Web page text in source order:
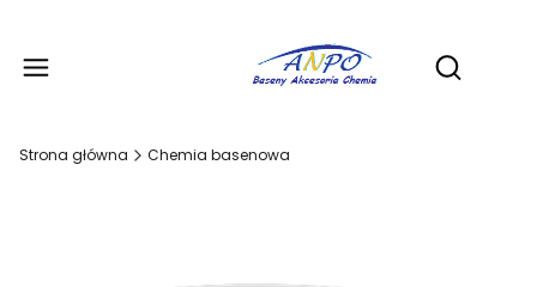
Otwórz
Strona główna Chemia basenowa